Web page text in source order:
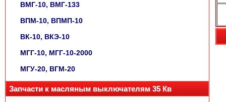
ВМГ-10, ВМГ-133
ВПМ-10, ВПМП-10
ВК-10, ВКЭ-10
МГГ-10, МГГ-10-2000
МГУ-20, ВГМ-20
Запчасти к масляным выключателям 35 Кв